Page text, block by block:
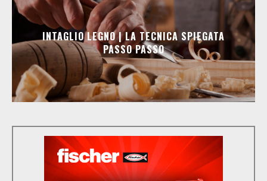
INTAGLIO LEGNO | LA TECNICA SPIEGATA
PASSO PASSO